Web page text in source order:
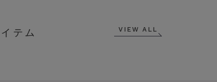
VIEW ALL